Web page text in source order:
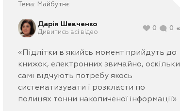
Тема: Майбутнє
Дарія Шевченко
Дивитись всі відео
0 0
«Підлітки в якийсь момент прийдуть до
книжок, електронних звичайно, оскільки
самі відчують потребу якось
систематизувати і розкласти по
полицях тонни накопиченої інформації»